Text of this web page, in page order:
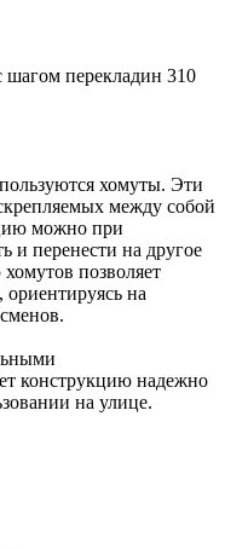
шагом перекладин 310
хомуты. Эти
между собой
можно при
и перенести на другое
позволяет
ориентируясь на
конструкцию надежно
на улице.